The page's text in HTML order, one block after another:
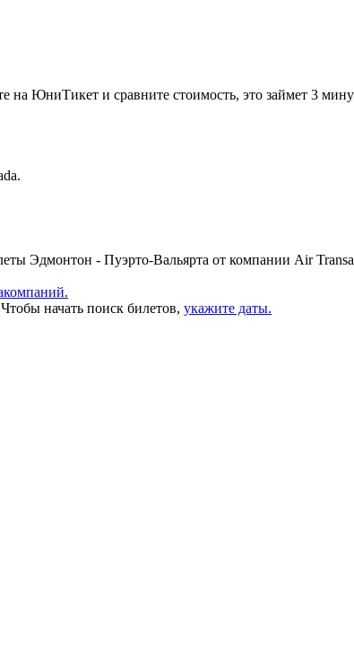
на ЮниТикет и сравните стоимость, это займет 3
Эдмонтон - Пуэрто-Вальярта от компании Air
Чтобы начать поиск билетов, укажите даты.